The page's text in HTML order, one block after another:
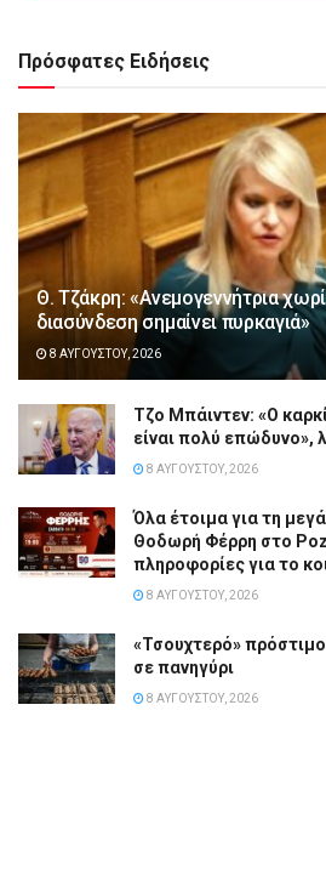
Πρόσφατες Ειδήσεις
Θ. Τζάκρη: «Ανεμογεννήτρια
διασύνδεση σημαίνει πυρκαγιά»
8 ΑΥΓΟΎΣΤΟΥ, 2026
Τζο Μπάιντεν: «Ο
είναι πολύ επώδυνο»,
8 ΑΥΓΟΎΣΤΟΥ, 2026
Όλα έτοιμα για τη
Θοδωρή Φέρρη στο
πληροφορίες για το
8 ΑΥΓΟΎΣΤΟΥ, 2026
«Τσουχτερό»
σε πανηγύρι
8 ΑΥΓΟΎΣΤΟΥ, 2026